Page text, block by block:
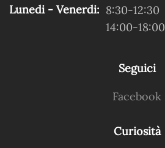
Lunedi - Venerdi: 8:30-12:30
14:00-18:00
Seguici
Facebook
Curiosità